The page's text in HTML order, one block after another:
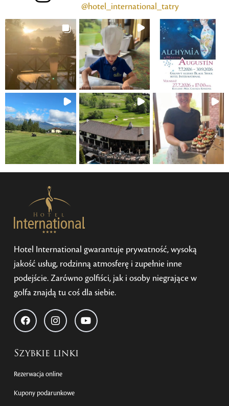
@hotel_international_tatry
Hotel International gwarantuje prywatność, wysoką
jakość usług, rodzinną atmosferę i zupełnie inne
podejście. Zarówno golfiści, jak i osoby niegrające w
golfa znajdą tu coś dla siebie.
Szybkie linki
Rezerwacja online
Kupony podarunkowe